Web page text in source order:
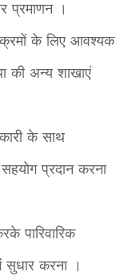
प्रमाणन ।
के लिए आवश्यक
की अन्य शाखाएं
के साथ
प्रदान करना
पारिवारिक
सुधार करना ।